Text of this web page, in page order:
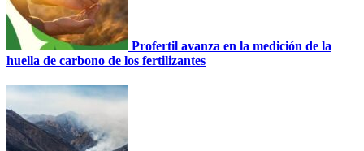
Profertil avanza en la medición de la
huella de carbono de los fertilizantes